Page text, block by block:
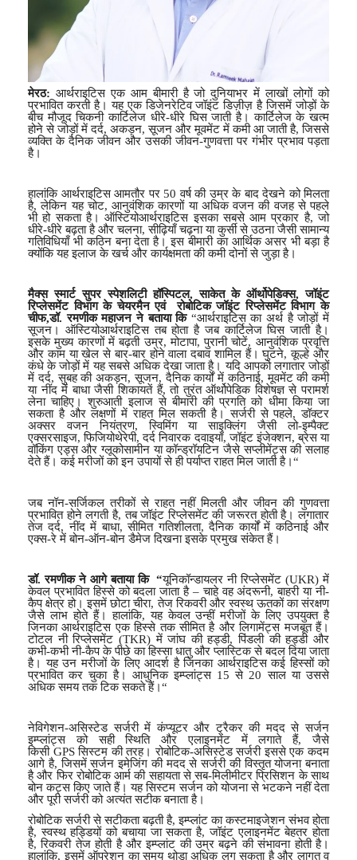
मेरठ: आर्थराइटिस एक आम बीमारी है जो दुनियाभर में लाखों लोगों को
प्रभावित करती है। यह एक डिजेनरेटिव जॉइंट डिज़ीज़ है जिसमें जोड़ों के
बीच मौजूद चिकनी कार्टिलेज धीरे-धीरे घिस जाती है। कार्टिलेज के खत्म
होने से जोड़ों में दर्द, अकड़न,सूजन और मूवमेंट में कमी आ जाती है,जिससे
व्यक्ति के दैनिक जीवन और उसकी जीवन-गुणवत्ता पर गंभीर प्रभाव पड़ता
है।
हालांकि आर्थराइटिस आमतौर पर 50वर्ष की उम्र के बाद देखने को मिलता
है,लेकिन यह चोट, आनुवंशिक कारणों या अधिक वजन की वजह से पहले
भी हो सकता है। ऑस्टियोआर्थराइटिस इसका सबसे आम प्रकार है,जो
धीरे-धीरे बढ़ता है और चलना,सीढ़ियाँ चढ़ना या कुर्सी से उठना जैसी सामान्य
गतिविधियाँ भी कठिन बना देता है। इस बीमारी का आर्थिक असर भी बड़ा है
क्योंकि यह इलाज के खर्च और कार्यक्षमता की कमी दोनों से जुड़ा है।
मैक्स स्मार्ट सुपर स्पेशलिटी हॉस्पिटल,साकेत के ऑर्थोपेडिक्स,जॉइंट
रिप्लेसमेंट विभाग के चेयरमैन एवं रोबोटिक जॉइंट रिप्लेसमेंट विभाग के
चीफ,डॉ. रमणीक महाजन ने बताया कि “आर्थराइटिस का अर्थ है जोड़ों में
सूजन। ऑस्टियोआर्थराइटिस तब होता है जब कार्टिलेज घिस जाती है।
इसके मुख्य कारणों में बढ़ती उम्र,मोटापा,पुरानी चोटें, आनुवंशिक प्रवृत्ति
और काम या खेल से बार-बार होने वाला दबाव शामिल हैं। घुटने,कूल्हे और
कंधे के जोड़ों में यह सबसे अधिक देखा जाता है। यदि आपको लगातार जोड़ों
में दर्द,सुबह की अकड़न,सूजन,दैनिक कार्यों में कठिनाई,मूवमेंट की कमी
या नींद में बाधा जैसी शिकायतें हैं,तो तुरंत ऑर्थोपेडिक विशेषज्ञ से परामर्श
लेना चाहिए। शुरुआती इलाज से बीमारी की प्रगति को धीमा किया जा
सकता है और लक्षणों में राहत मिल सकती है। सर्जरी से पहले,डॉक्टर
अक्सर वजन नियंत्रण,स्विमिंग या साइक्लिंग जैसी लो-इम्पैक्ट
एक्सरसाइज,फिजियोथेरेपी,दर्द निवारक दवाइयाँ,जॉइंट इंजेक्शन,ब्रेस या
वॉकिंग एड्स और ग्लूकोसामीन या कॉन्ड्रॉयटिन जैसे सप्लीमेंट्स की सलाह
देते हैं। कई मरीजों को इन उपायों से ही पर्याप्त राहत मिल जाती है।“
जब नॉन-सर्जिकल तरीकों से राहत नहीं मिलती और जीवन की गुणवत्ता
प्रभावित होने लगती है,तब जॉइंट रिप्लेसमेंट की जरूरत होती है। लगातार
तेज दर्द,नींद में बाधा,सीमित गतिशीलता,दैनिक कार्यों में कठिनाई और
एक्स-रे में बोन-ऑन-बोन डैमेज दिखना इसके प्रमुख संकेत हैं।
डॉ. रमणीक ने आगे बताया कि“यूनिकॉन्डायलर नी रिप्लेसमेंट (UKR)में
केवल प्रभावित हिस्से को बदला जाता है – चाहे वह अंदरूनी,बाहरी या नी-
कैप क्षेत्र हो। इसमें छोटा चीरा,तेज रिकवरी और स्वस्थ ऊतकों का संरक्षण
जैसे लाभ होते हैं। हालांकि,यह केवल उन्हीं मरीजों के लिए उपयुक्त है
जिनका आर्थराइटिस एक हिस्से तक सीमित है और लिगामेंट्स मजबूत हैं।
टोटल नी रिप्लेसमेंट (TKR)में जांघ की हड्डी,पिंडली की हड्डी और
कभी-कभी नी-कैप के पीछे का हिस्सा धातु और प्लास्टिक से बदल दिया जाता
है। यह उन मरीजों के लिए आदर्श है जिनका आर्थराइटिस कई हिस्सों को
प्रभावित कर चुका है। आधुनिक इम्प्लांट्स 15से 20साल या उससे
अधिक समय तक टिक सकते हैं।“
नेविगेशन-असिस्टेड सर्जरी में कंप्यूटर और ट्रैकर की मदद से सर्जन
इम्प्लांट्स को सही स्थिति और एलाइनमेंट में लगाते हैं,जैसे
किसी GPSसिस्टम की तरह। रोबोटिक-असिस्टेड सर्जरी इससे एक कदम
आगे है,जिसमें सर्जन इमेजिंग की मदद से सर्जरी की विस्तृत योजना बनाता
है और फिर रोबोटिक आर्म की सहायता से सब-मिलीमीटर प्रिसिशन के साथ
बोन कट्स किए जाते हैं। यह सिस्टम सर्जन को योजना से भटकने नहीं देता
और पूरी सर्जरी को अत्यंत सटीक बनाता है।
रोबोटिक सर्जरी से सटीकता बढ़ती है,इम्प्लांट का कस्टमाइजेशन संभव होता
है,स्वस्थ हड्डियों को बचाया जा सकता है,जॉइंट एलाइनमेंट बेहतर होता
है,रिकवरी तेज होती है और इम्प्लांट की उम्र बढ़ने की संभावना होती है।
हालांकि,इसमें ऑपरेशन का समय थोड़ा अधिक लग सकता है और लागत व